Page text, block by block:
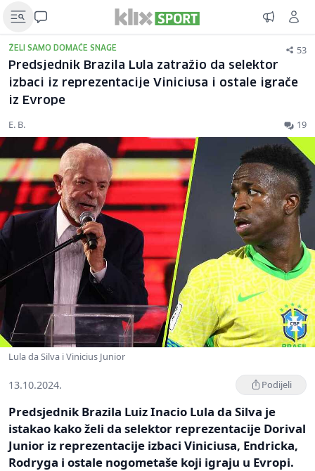
ŽELI SAMO DOMAĆE SNAGE 53
Predsjednik Brazila Lula zatražio da selektor
izbaci iz reprezentacije Viniciusa i ostale igrače
iz Evrope
E. B. 19
Lula da Silva i Vinicius Junior
13.10.2024. Podijeli
Predsjednik Brazila Luiz Inacio Lula da Silva je
istakao kako želi da selektor reprezentacije Dorival
Junior iz reprezentacije izbaci Viniciusa, Endricka,
Rodryga i ostale nogometaše koji igraju u Evropi.